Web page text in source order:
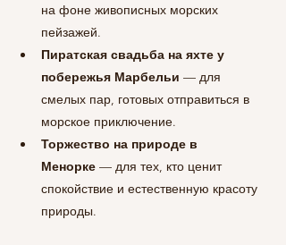
на фоне живописных морских
пейзажей.
Пиратская свадьба на яхте у
побережья Марбельи — для
смелых пар, готовых отправиться в
морское приключение.
Торжество на природе в
Менорке — для тех, кто ценит
спокойствие и естественную красоту
природы.